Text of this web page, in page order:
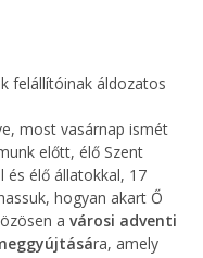
felállítóinak áldozatos
most vasárnap ismét
előtt, élő Szent
és élő állatokkal, 17
hogyan akart Ő
a városi adventi
ra, amely